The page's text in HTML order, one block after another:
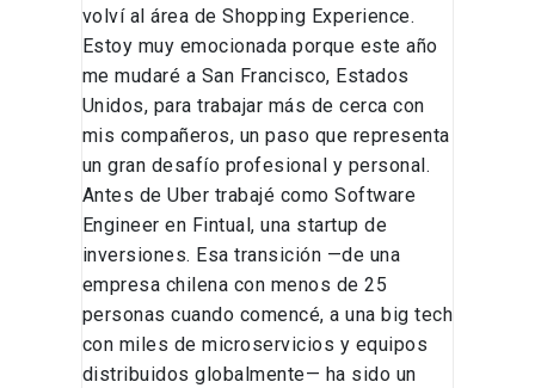
volví al área de Shopping Experience.
Estoy muy emocionada porque este año
me mudaré a San Francisco, Estados
Unidos, para trabajar más de cerca con
mis compañeros, un paso que representa
un gran desafío profesional y personal.
Antes de Uber trabajé como Software
Engineer en Fintual, una startup de
inversiones. Esa transición —de una
empresa chilena con menos de 25
personas cuando comencé, a una big tech
con miles de microservicios y equipos
distribuidos globalmente— ha sido un